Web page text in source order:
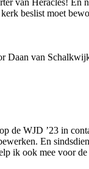
beslist moet
van
WJD ’23 in
En
ik ook mee voor